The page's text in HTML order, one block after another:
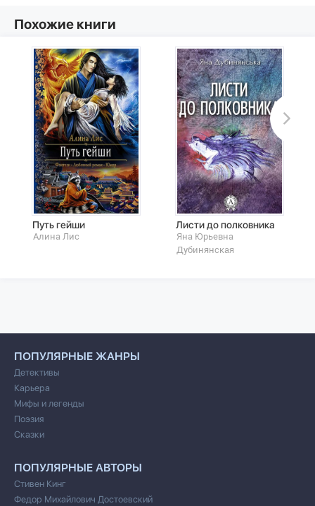
Похожие книги
Путь гейши
Алина Лис
Листи до полковника
Яна Юрьевна
Дубинянская
ПОПУЛЯРНЫЕ ЖАНРЫ
Детективы
Карьера
Мифы и легенды
Поэзия
Сказки
ПОПУЛЯРНЫЕ АВТОРЫ
Стивен Кинг
Федор Михайлович Достоевский